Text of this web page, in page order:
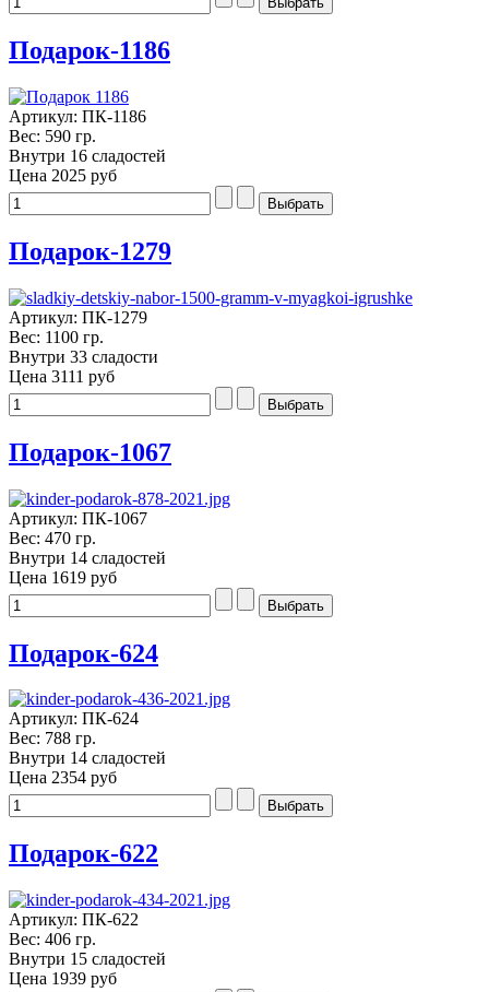
Подарок-1186
Артикул: ПК-1186
Вес: 590 гр.
Внутри 16 сладостей
Цена 2025 руб
Подарок-1279
Артикул: ПК-1279
Вес: 1100 гр.
Внутри 33 сладости
Цена 3111 руб
Подарок-1067
Артикул: ПК-1067
Вес: 470 гр.
Внутри 14 сладостей
Цена 1619 руб
Подарок-624
Артикул: ПК-624
Вес: 788 гр.
Внутри 14 сладостей
Цена 2354 руб
Подарок-622
Артикул: ПК-622
Вес: 406 гр.
Внутри 15 сладостей
Цена 1939 руб